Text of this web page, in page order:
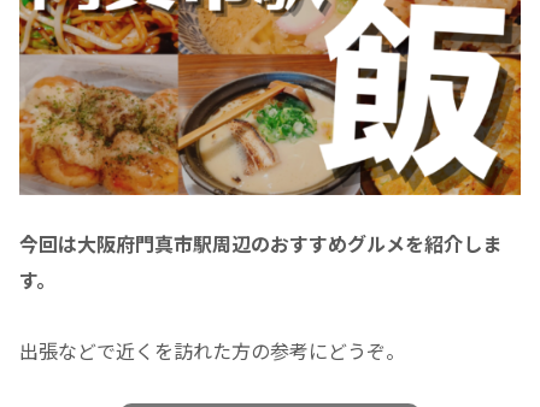
今回は大阪府門真市駅周辺のおすすめグルメを紹介しま
す。
出張などで近くを訪れた方の参考にどうぞ。